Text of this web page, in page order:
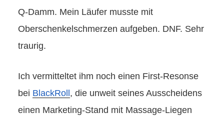
Q-Damm. Mein Läufer musste mit
Oberschenkelschmerzen aufgeben. DNF. Sehr
traurig.
Ich vermitteltet ihm noch einen First-Resonse
bei BlackRoll, die unweit seines Ausscheidens
einen Marketing-Stand mit Massage-Liegen